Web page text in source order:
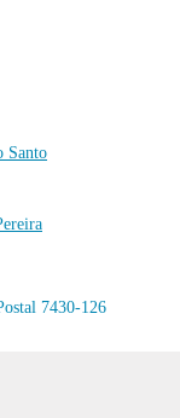
Santo
7430-126